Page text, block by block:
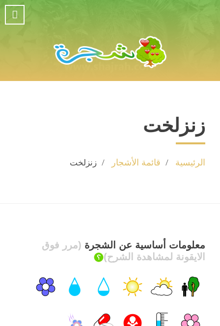
زنزلخت
الرئيسية قائمة الأشجار زنزلخت
معلومات أساسية عن الشجرة (مرر فوق
الايقونة لمشاهدة الشرح)